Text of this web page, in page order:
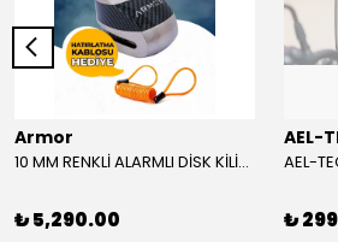
Armor
10 MM RENKLİ ALARMLI DİSK KİLİDİ YENİ VERSİYON
₺ 5,290.00
AEL-
₺